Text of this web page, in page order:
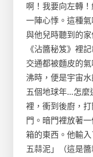
啊！我要向左轉
一陣心悸。這種
與他兒時聽到的
《沾醬秘笈》裡
交通都被麵皮的
沸時，便是宇宙
五個地球年…怎麼
裡，衝到後廚，
門。暗門裡放著
箱的東西。他輸
五蒜泥」（這是